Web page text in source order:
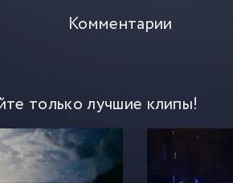
Комментарии
только лучшие клипы!